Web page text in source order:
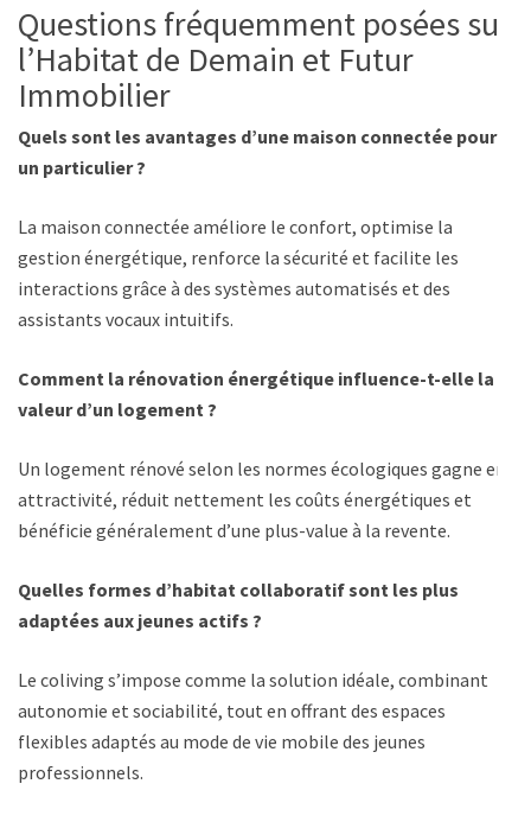
Questions fréquemment posées sur
l’Habitat de Demain et Futur
Immobilier
Quels sont les avantages d’une maison connectée pour
un particulier ?
La maison connectée améliore le confort, optimise la
gestion énergétique, renforce la sécurité et facilite les
interactions grâce à des systèmes automatisés et des
assistants vocaux intuitifs.
Comment la rénovation énergétique influence-t-elle la
valeur d’un logement ?
Un logement rénové selon les normes écologiques gagne en
attractivité, réduit nettement les coûts énergétiques et
bénéficie généralement d’une plus-value à la revente.
Quelles formes d’habitat collaboratif sont les plus
adaptées aux jeunes actifs ?
Le coliving s’impose comme la solution idéale, combinant
autonomie et sociabilité, tout en offrant des espaces
flexibles adaptés au mode de vie mobile des jeunes
professionnels.